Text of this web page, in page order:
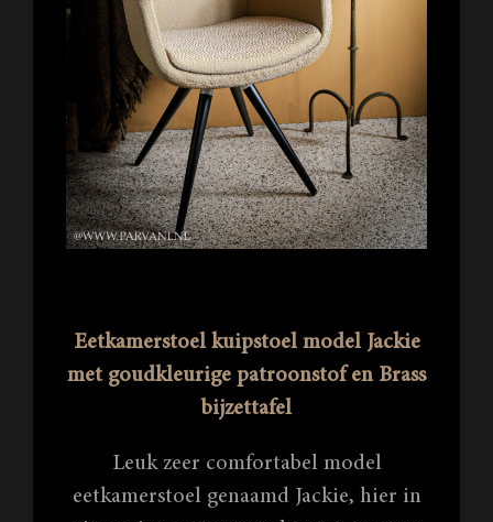
Eetkamerstoel kuipstoel model Jackie
met goudkleurige patroonstof en Brass
bijzettafel
Leuk zeer comfortabel model
eetkamerstoel genaamd Jackie, hier in